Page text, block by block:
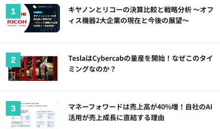
キヤノンとリコーの決算比較と戦略分析 ～オフ
ィス機器2大企業の現在と今後の展望～
TeslaはCybercabの量産を開始！なぜこのタイ
ミングなのか？
マネーフォワードは売上高が40%増！自社のAI
活用が売上成長に直結する理由